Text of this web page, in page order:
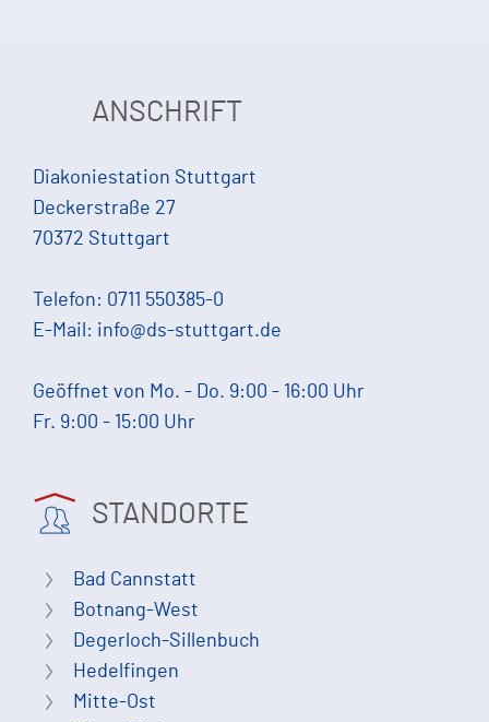
ANSCHRIFT
Diakoniestation Stuttgart
Deckerstraße 27
70372 Stuttgart
Telefon: 0711 550385-0
E-Mail: info@ds-stuttgart.de
Geöffnet von Mo. - Do. 9:00 - 16:00 Uhr
Fr. 9:00 - 15:00 Uhr
STANDORTE
Bad Cannstatt
Botnang-West
Degerloch-Sillenbuch
Hedelfingen
Mitte-Ost